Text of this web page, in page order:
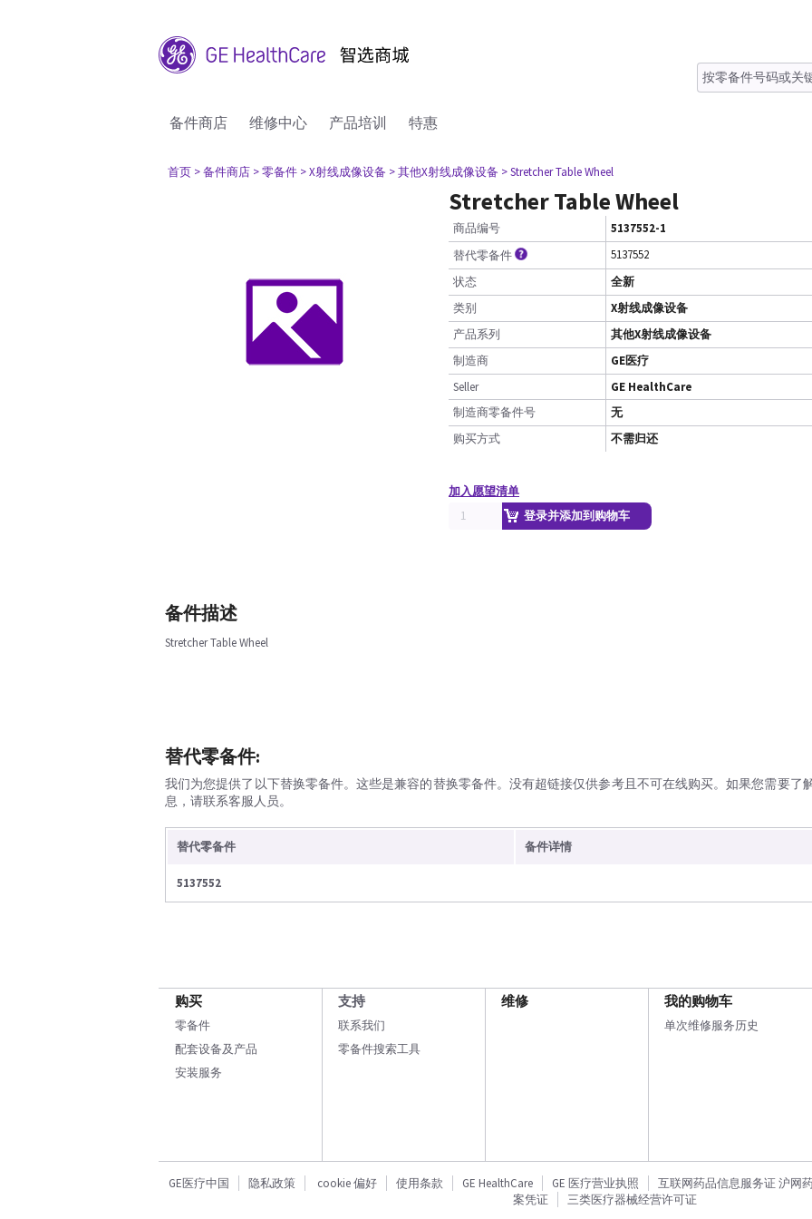
备件商店 维修中心 产品培训 特惠
首页 > 备件商店 > 零备件 > X射线成像设备 > 其他X射线成像设备 > Stretcher Table Wheel
Stretcher Table Wheel
商品编号
5137552-1
替代零备件
5137552
状态
全新
类别
X射线成像设备
产品系列
其他X射线成像设备
制造商
GE医疗
Seller
GE HealthCare
制造商零备件号
无
购买方式
不需归还
加入愿望清单
登录并添加到购物车
备件描述
Stretcher Table Wheel
替代零备件:
我们为您提供了以下替换零备件。这些是兼容的替换零备件。没有超链接仅供参考且不可在线购买。如果您需要了
息，请联系客服人员。
替代零备件 备件详情
5137552
购买
零备件
配套设备及产品
安装服务
支持
联系我们
零备件搜索工具
维修 我的购物车
单次维修服务历史
GE医疗中国 隐私政策 cookie 偏好 使用条款 GE HealthCare GE 医疗营业执照 互联网药品信息服务证 沪网
案凭证
三类医疗器械经营许可证